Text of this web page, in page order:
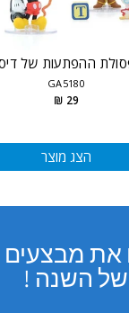
ההפתעות של
GA5180
29 ₪
הצג מוצר
מבצעים
של השנה !